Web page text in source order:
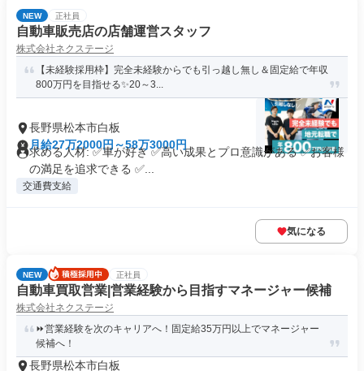
NEW 正社員
自動車販売店の店舗運営スタッフ
株式会社ネクステージ
【未経験採用枠】完全未経験からでも引っ越し無し＆固定給で年収
800万円を目指せる✨20～3...
長野県松本市白板
月給27万2000円～58万3000円
求める人材: ✅車が好き ✅高い成果とプロ意識がある ✅お客様
の満足を追求できる ✅...
交通費支給
気になる
NEW 正社員
自動車買取営業|営業経験から目指すマネージャー候補
株式会社ネクステージ
⏩️営業経験を次のキャリアへ！固定給35万円以上でマネージャー
候補へ！
長野県松本市白板